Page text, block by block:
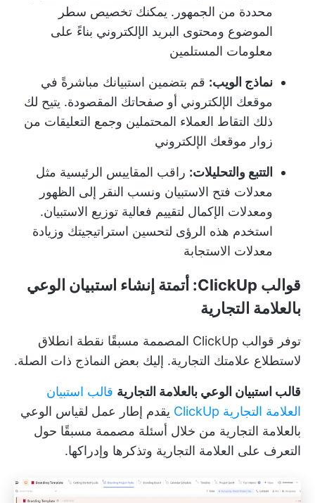
محددة من الجمهور. يمكنك تخصيص سطر
الموضوع ومحتوى البريد الإلكتروني بناءً على
معلومات المستلمين
نماذج الويب: قم بتضمين استبيانك مباشرةً في
موقعك الإلكتروني أو صفحاتك المقصودة. يتيح لك
ذلك التقاط العملاء المحتملين وجمع التعليقات من
زوار موقعك الإلكتروني
التتبع والتحليلات: راقب المقاييس الرئيسية مثل
معدلات فتح الاستبيان ونسب النقر إلى الظهور
ومعدلات الإكمال لتقييم فعالية توزيع الاستبيان.
استخدم هذه الرؤى لتحسين استراتيجيتك وزيادة
معدلات الاستجابة
قوالب ClickUp: أتمتة إنشاء استبيان الوعي
بالعلامة التجارية
توفر قوالب ClickUp المصممة مسبقًا نقطة انطلاق
لاستطلاع علامتك التجارية. إليك بعض النماذج ذات الصلة.
قالب استبيان الوعي بالعلامة التجارية قالب استبيان
العلامة التجارية ClickUp
يقدم إطار عمل لقياس الوعي
بالعلامة التجارية من خلال أسئلة مصممة مسبقًا حول
التعرف على العلامة التجارية وتذكرها وإدراكها.